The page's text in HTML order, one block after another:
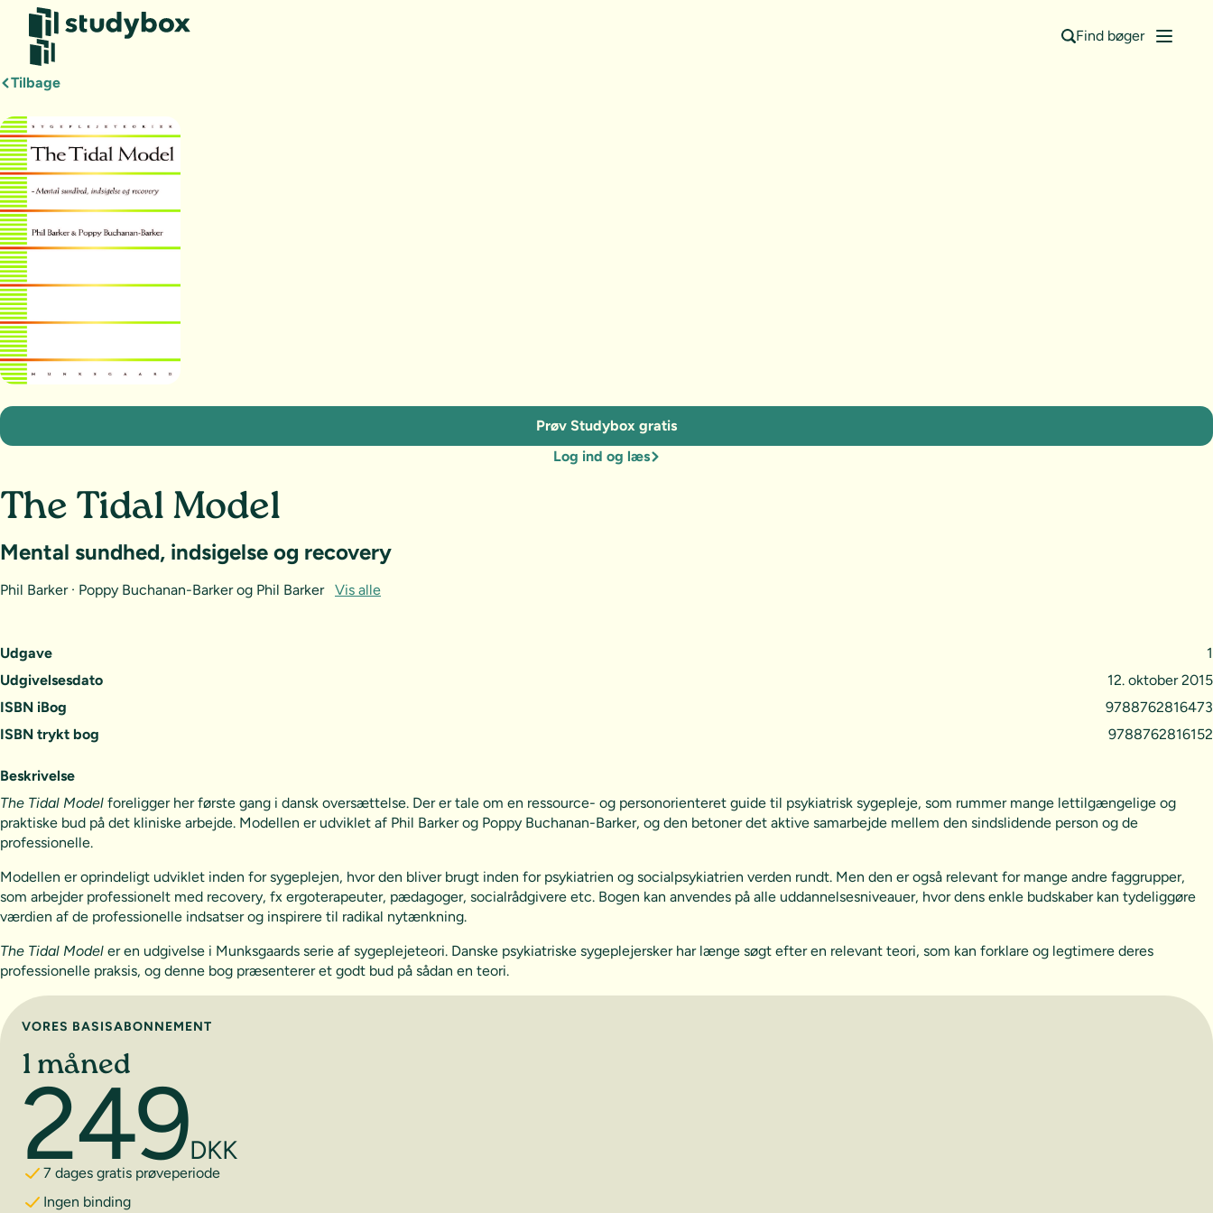
Find bøger
Tilbage
Udgave
1
Udgivelsesdato
12. oktober 2015
ISBN iBog
9788762816473
ISBN trykt bog
9788762816152
The Tidal Model
Mental sundhed, indsigelse og recovery
Phil Barker · Poppy Buchanan-Barker og Phil Barker Vis alle
Prøv Studybox gratis
Log ind og læs
Beskrivelse
The Tidal Model foreligger her første gang i dansk oversættelse. Der er tale om en ressource- og personorienteret guide til psykiatrisk sygepleje, som rummer mange lettilgængelige og
praktiske bud på det kliniske arbejde. Modellen er udviklet af Phil Barker og Poppy Buchanan-Barker, og den betoner det aktive samarbejde mellem den sindslidende person og de
professionelle.
Modellen er oprindeligt udviklet inden for sygeplejen, hvor den bliver brugt inden for psykiatrien og socialpsykiatrien verden rundt. Men den er også relevant for mange andre faggrupper,
som arbejder professionelt med recovery, fx ergoterapeuter, pædagoger, socialrådgivere etc. Bogen kan anvendes på alle uddannelsesniveauer, hvor dens enkle budskaber kan tydeliggøre
værdien af de professionelle indsatser og inspirere til radikal nytænkning.
The Tidal Model er en udgivelse i Munksgaards serie af sygeplejeteori. Danske psykiatriske sygeplejersker har længe søgt efter en relevant teori, som kan forklare og legtimere deres
professionelle praksis, og denne bog præsenterer et godt bud på sådan en teori.
Vælg abonnement
VORES BASISABONNEMENT
1 måned
249DKK
7 dages gratis prøveperiode
Ingen binding